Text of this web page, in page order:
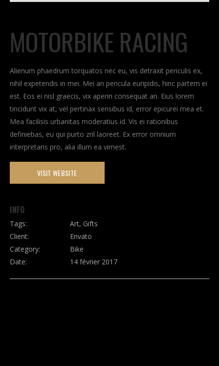
MOTORBIKE RACING
Alienum phaedrum torquatos nec eu, vis detraxit periculis ex,
nihil expetendis in mei. Mei an pericula euripidis, hinc partem ei
est. Eos ei nisl graecis, vix aperiri consequat an. Eius lorem
tincidunt vix at, vel pertinax sensibus id, error epicurei mea et.
Mea facilisis urbanitas moderatius id. Vis ei rationibus
definiebas, eu qui purto zril laoreet. Ex error omnium
interpretaris pro, alia illum ea vimest.
VISIT WEBSITE
INFO
Tags:
Art, Gifts
Client:
Envato
Category:
Bike
Date:
14 février 2017